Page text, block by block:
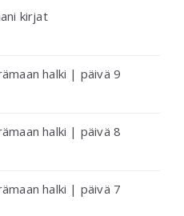
kirjat
halki | päivä 9
halki | päivä 8
halki | päivä 7